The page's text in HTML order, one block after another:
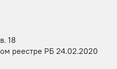
18
реестре РБ 24.02.2020